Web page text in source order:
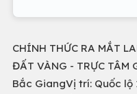
CHÍNH THỨC RA MẮT
ĐẤT VÀNG - TRỰC TÂM
Bắc GiangVị trí: Quốc lộ